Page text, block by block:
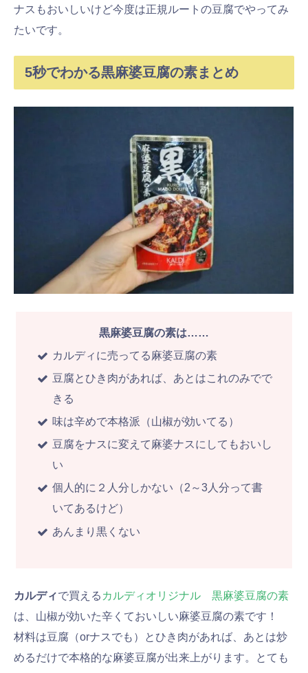
ナスもおいしいけど今度は正規ルートの豆腐でやってみ
たいです。
5秒でわかる黒麻婆豆腐の素まとめ
黒麻婆豆腐の素は……
カルディに売ってる麻婆豆腐の素
豆腐とひき肉があれば、あとはこれのみでで
きる
味は辛めで本格派（山椒が効いてる）
豆腐をナスに変えて麻婆ナスにしてもおいし
い
個人的に２人分しかない（2～3人分って書
いてあるけど）
あんまり黒くない
カルディで買える カルディオリジナル 黒麻婆豆腐の素
は、山椒が効いた辛くておいしい麻婆豆腐の素です！
材料は豆腐（orナスでも）とひき肉があれば、あとは炒
めるだけで本格的な麻婆豆腐が出来上がります。とても